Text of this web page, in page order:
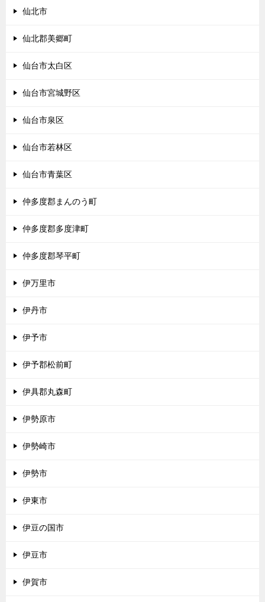
仙北市
仙北郡美郷町
仙台市太白区
仙台市宮城野区
仙台市泉区
仙台市若林区
仙台市青葉区
仲多度郡まんのう町
仲多度郡多度津町
仲多度郡琴平町
伊万里市
伊丹市
伊予市
伊予郡松前町
伊具郡丸森町
伊勢原市
伊勢崎市
伊勢市
伊東市
伊豆の国市
伊豆市
伊賀市